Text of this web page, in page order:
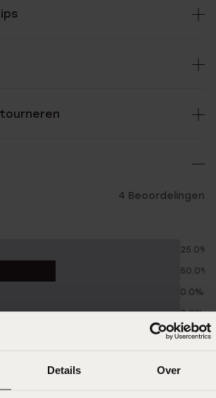
Details Over
4 Beoordelingen
25.0%
50.0%
0.0%
0.0%
25.0%
de Gebruiksvoorwaarden
van